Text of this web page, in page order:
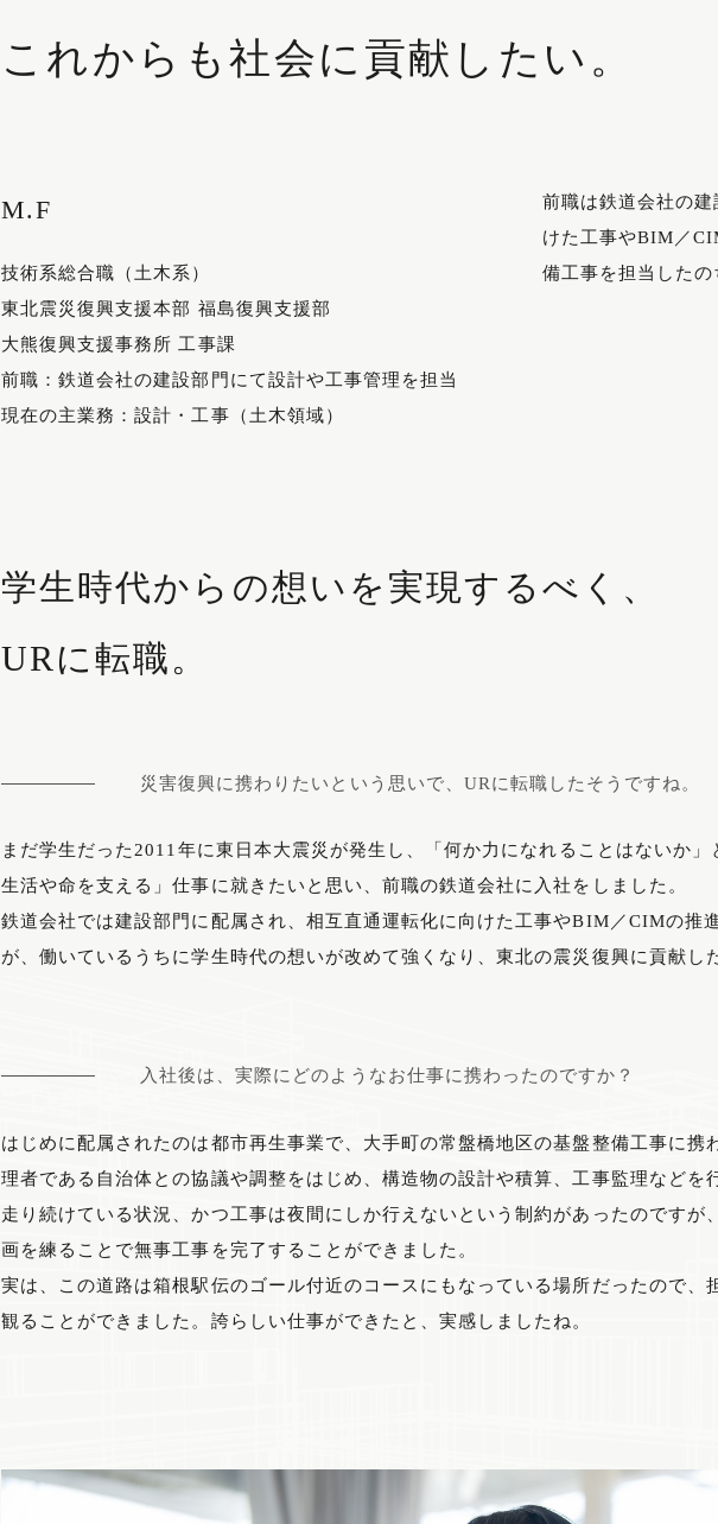
これからも社会に貢献したい。
M.F
技術系総合職（土木系）
東北震災復興支援本部 福島復興支援部
大熊復興支援事務所 工事課
前職：鉄道会社の建設部門にて設計や工事管理を担当
現在の主業務：設計・工事（土木領域）
前職は鉄道会社の
けた工事やBIM／
備工事を担当した
学生時代からの想いを実現するべく、
URに転職。
災害復興に携わりたいという思いで、URに転職したそうですね。
まだ学生だった2011年に東日本大震災が発生し、「何か力になれることはないか
生活や命を支える」仕事に就きたいと思い、前職の鉄道会社に入社をしました。
鉄道会社では建設部門に配属され、相互直通運転化に向けた工事やBIM／CIMの推
が、働いているうちに学生時代の想いが改めて強くなり、東北の震災復興に貢献し
入社後は、実際にどのようなお仕事に携わったのですか？
はじめに配属されたのは都市再生事業で、大手町の常盤橋地区の基盤整備工事に
理者である自治体との協議や調整をはじめ、構造物の設計や積算、工事監理など
走り続けている状況、かつ工事は夜間にしか行えないという制約があったのです
画を練ることで無事工事を完了することができました。
実は、この道路は箱根駅伝のゴール付近のコースにもなっている場所だったので
観ることができました。誇らしい仕事ができたと、実感しましたね。